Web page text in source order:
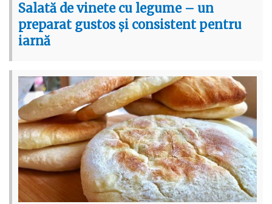
Salată de vinete cu legume – un
preparat gustos și consistent pentru
iarnă